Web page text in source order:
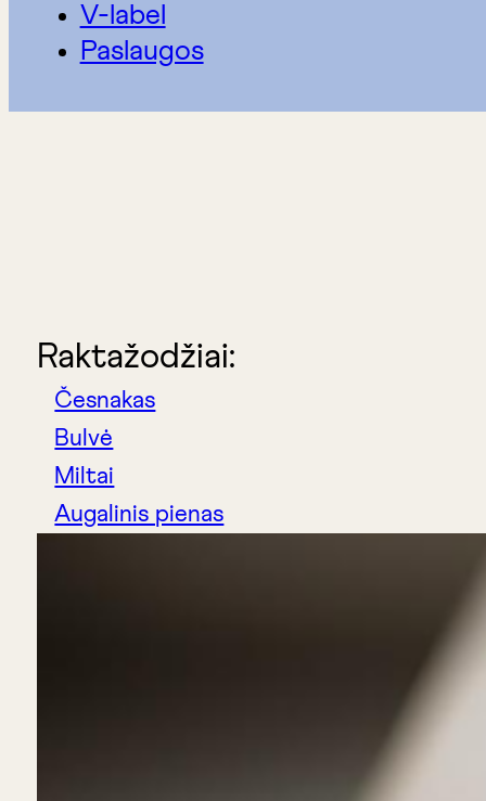
V-label
Paslaugos
Raktažodžiai:
Česnakas
Bulvė
Miltai
Augalinis pienas